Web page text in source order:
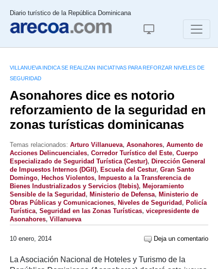
Diario turístico de la República Dominicana
VILLANUEVA INDICA SE REALIZAN INICIATIVAS PARA REFORZAR NIVELES DE
SEGURIDAD
Asonahores dice es notorio
reforzamiento de la seguridad en
zonas turísticas dominicanas
Temas relacionados: Arturo Villanueva, Asonahores, Aumento de
Acciones Delincuenciales, Corredor Turístico del Este, Cuerpo
Especializado de Seguridad Turística (Cestur), Dirección General
de Impuestos Internos (DGII), Escuela del Cestur, Gran Santo
Domingo, Hechos Violentos, Impuesto a la Transferencia de
Bienes Industrializados y Servicios (Itebis), Mejoramiento
Sensible de la Seguridad , Ministerio de Defensa, Ministerio de
Obras Públicas y Comunicaciones, Niveles de Seguridad , Policía
Turística, Seguridad en las Zonas Turísticas, vicepresidente de
Asonahores, Villanueva
10 enero, 2014 Deja un comentario
La Asociación Nacional de Hoteles y Turismo de la